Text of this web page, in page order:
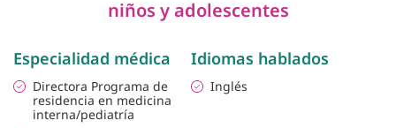
niños y adolescentes
Especialidad médica
Directora Programa de
residencia en medicina
interna/pediatría
Idiomas hablados
Inglés